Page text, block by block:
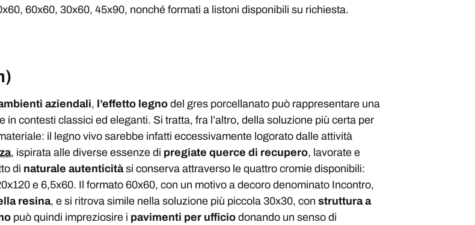
60x60, 30x60, 45x90, nonché formati a listoni disponibili su richiesta.
aziendali, l’effetto legno del gres porcellanato può rappresentare una
in contesti classici ed eleganti. Si tratta, fra l’altro, della soluzione più certa per
il legno vivo sarebbe infatti eccessivamente logorato dalle attività
, ispirata alle diverse essenze di pregiate querce di recupero, lavorate e
di naturale autenticitàsi conserva attraverso le quattro cromie disponibili:
e 6,5x60. Il formato 60x60, con un motivo a decoro denominato Incontro,
resina, e si ritrova simile nella soluzione più piccola 30x30, con struttura a
può quindi impreziosire i pavimenti per ufficio donando un senso di